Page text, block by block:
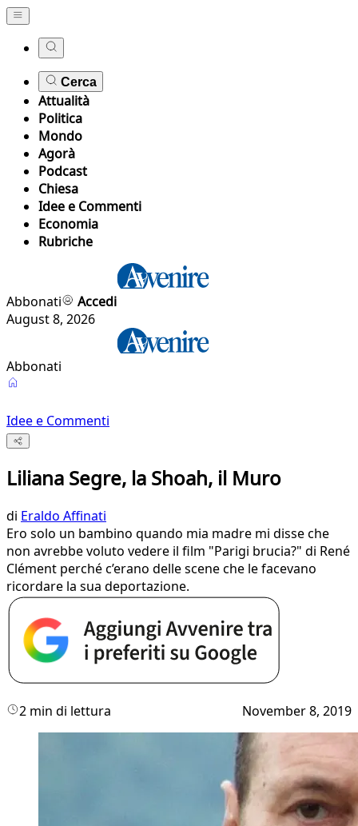
Cerca
Attualità
Politica
Mondo
Agorà
Podcast
Chiesa
Idee e Commenti
Economia
Rubriche
Abbonati
Accedi
August 8, 2026
Abbonati
Idee e Commenti
Liliana Segre, la Shoah, il Muro
di Eraldo Affinati
Ero solo un bambino quando mia madre mi disse che
non avrebbe voluto vedere il film "Parigi brucia?" di René
Clément perché c’erano delle scene che le facevano
ricordare la sua deportazione.
2 min di lettura November 8, 2019